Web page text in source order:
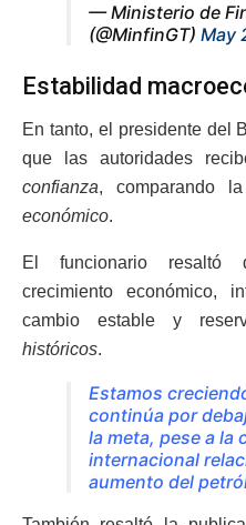
— Ministerio de
(@MinfinGT) May
Estabilidad
En tanto, el presidente del
que las autoridades
confianza, comparando
económico.
El funcionario resaltó
crecimiento económico,
cambio estable y
históricos.
Estamos
continúa por
la meta, pese a la
internacional
aumento del